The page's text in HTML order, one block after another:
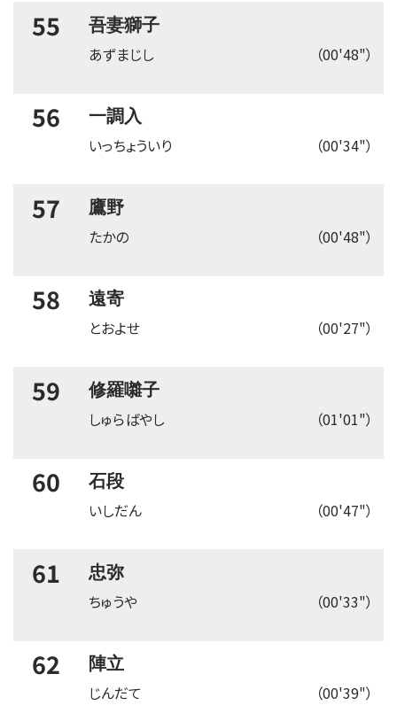
55 吾妻獅子
（00'48"）
あずまじし
56 一調入
（00'34"）
いっちょういり
57 鷹野
（00'48"）
たかの
58 遠寄
（00'27"）
とおよせ
59 修羅囃子
（01'01"）
しゅらばやし
60 石段
（00'47"）
いしだん
61 忠弥
（00'33"）
ちゅうや
62 陣立
（00'39"）
じんだて